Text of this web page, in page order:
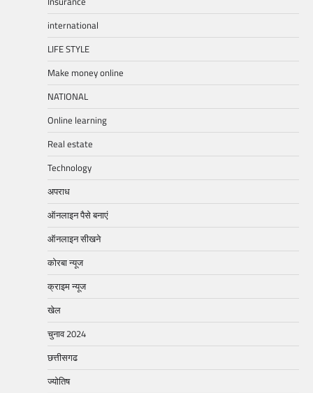
international
LIFE STYLE
Make money online
NATIONAL
Online learning
Real estate
Technology
अपराध
ऑनलाइन पैसे बनाएं
ऑनलाइन सीखने
कोरबा न्यूज
क्राइम न्यूज
खेल
चुनाव 2024
छत्तीसगढ
ज्योतिष